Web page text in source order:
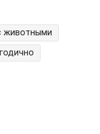
животными